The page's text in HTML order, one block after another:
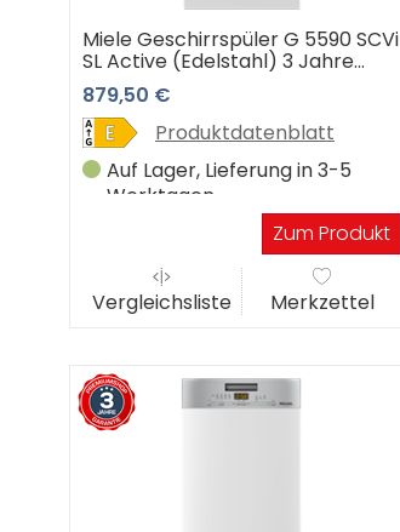
Miele Geschirrspüler G 5590 SCVi
SL Active (Edelstahl) 3 Jahre
Premiumshop Garantie
879,50 €
Produktdatenblatt
Auf Lager, Lieferung in 3-5
Werktagen
Zum Produkt
Vergleichsliste Merkzettel